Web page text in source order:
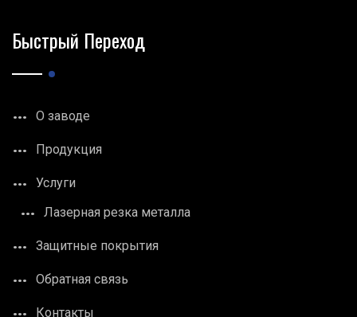
Быстрый Переход
О заводе
Продукция
Услуги
Лазерная резка металла
Защитные покрытия
Обратная связь
Контакты